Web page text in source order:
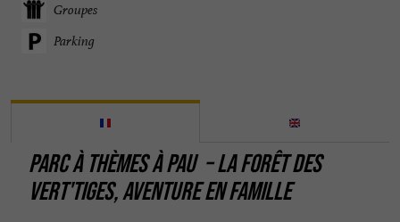
Groupes
Parking
PARC À THÈMES À PAU – LA FORÊT DES
VERT'TIGES, AVENTURE EN FAMILLE